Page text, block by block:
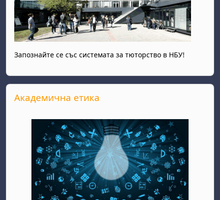
Запознайте се със системата за тюторство в НБУ!
Прескочи Академична етика
Академична етика